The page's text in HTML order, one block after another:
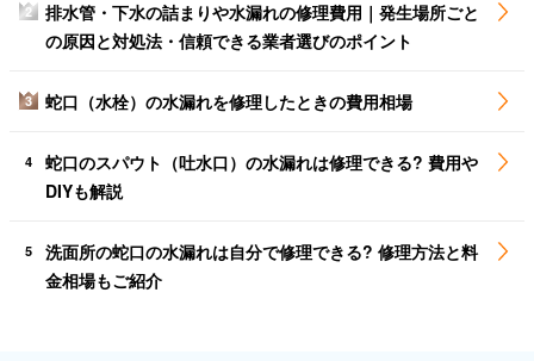
2
排水管・下水の詰まりや水漏れの修理費用｜発生場所ごと
の原因と対処法・信頼できる業者選びのポイント
3 蛇口（水栓）の水漏れを修理したときの費用相場
4
蛇口のスパウト（吐水口）の水漏れは修理できる? 費用や
DIYも解説
5
洗面所の蛇口の水漏れは自分で修理できる? 修理方法と料
金相場もご紹介